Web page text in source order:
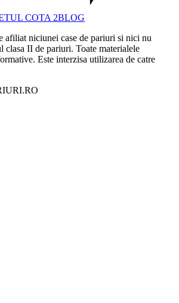
COTA 2BLOG
afiliat niciunei case de pariuri si nici nu
clasa II de pariuri. Toate materialele
Este interzisa utilizarea de catre